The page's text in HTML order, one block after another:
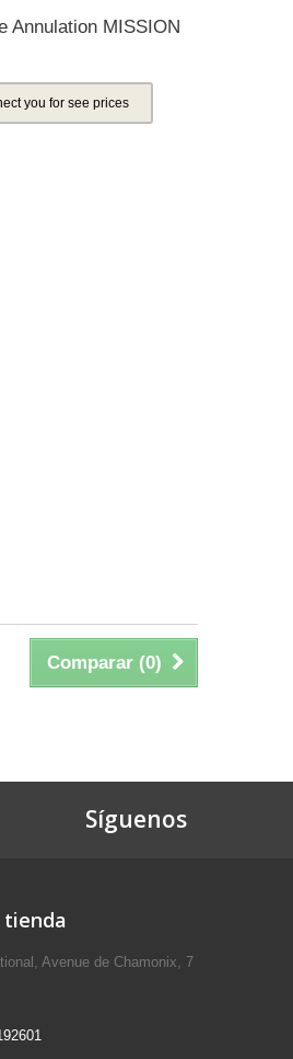
Annulation MISSION
you for see prices
Comparar (0)
Síguenos
tienda
Avenue de Chamonix, 7